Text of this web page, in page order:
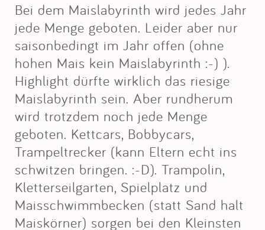
Bei dem Maislabyrinth wird jedes Jahr
jede Menge geboten. Leider aber nur
saisonbedingt im Jahr offen (ohne
hohen Mais kein Maislabyrinth :-) ).
Highlight dürfte wirklich das riesige
Maislabyrinth sein. Aber rundherum
wird trotzdem noch jede Menge
geboten. Kettcars, Bobbycars,
Trampeltrecker (kann Eltern echt ins
schwitzen bringen. :-D). Trampolin,
Kletterseilgarten, Spielplatz und
Maisschwimmbecken (statt Sand halt
Maiskörner) sorgen bei den Kleinsten